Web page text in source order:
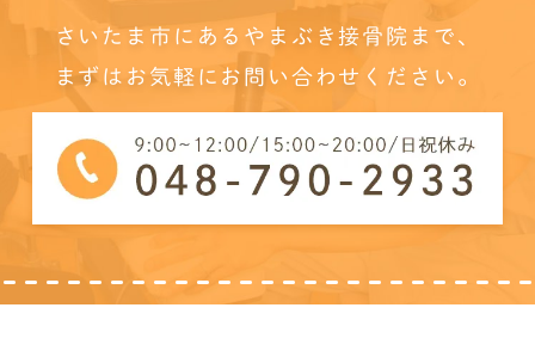
さいたま市にあるやまぶき接骨院まで、
まずはお気軽にお問い合わせください。